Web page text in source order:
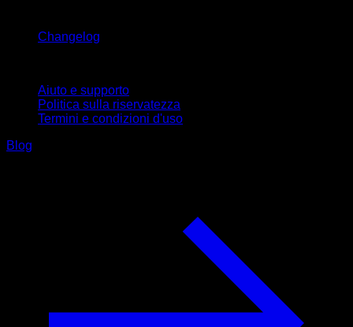
Changelog
Aiuto e supporto
Politica sulla riservatezza
Termini e condizioni d'uso
Blog